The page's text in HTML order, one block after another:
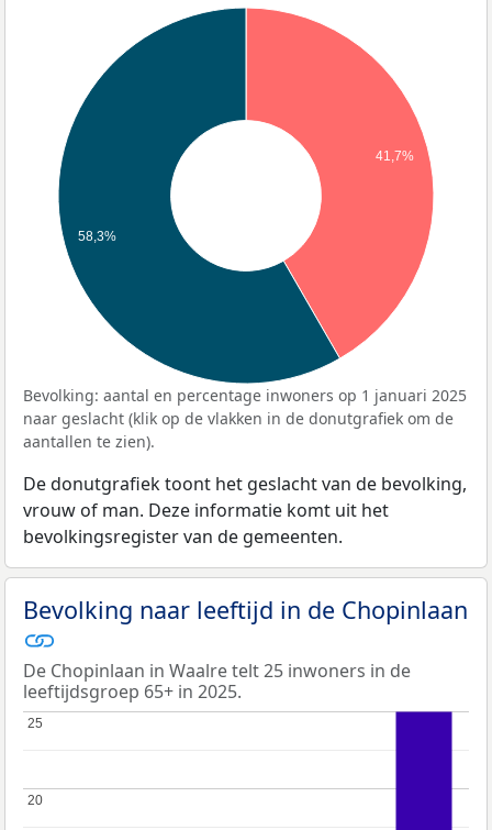
41,7%
58,3%
Bevolking: aantal en percentage inwoners op 1 januari 2025
naar geslacht (klik op de vlakken in de donutgrafiek om de
aantallen te zien).
De donutgrafiek toont het geslacht van de bevolking,
vrouw of man. Deze informatie komt uit het
bevolkingsregister van de gemeenten.
Bevolking naar leeftijd in de Chopinlaan
De Chopinlaan in Waalre telt 25 inwoners in de
leeftijdsgroep 65+ in 2025.
20
20
25
25